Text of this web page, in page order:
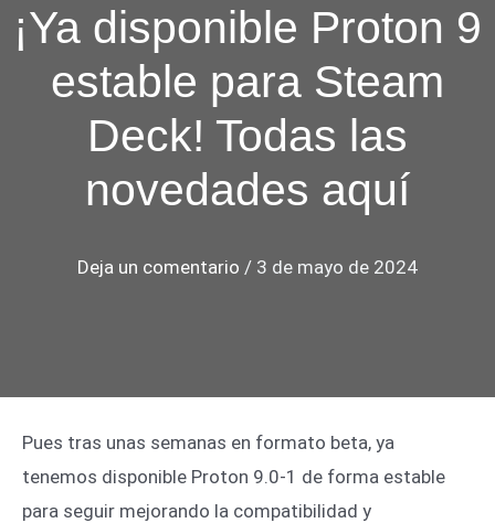
¡Ya disponible Proton 9
estable para Steam
Deck! Todas las
novedades aquí
Deja un comentario / 3 de mayo de 2024
Pues tras unas semanas en formato beta, ya
tenemos disponible Proton 9.0-1 de forma estable
para seguir mejorando la compatibilidad y